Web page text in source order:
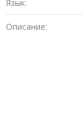
Язык:
Описание: